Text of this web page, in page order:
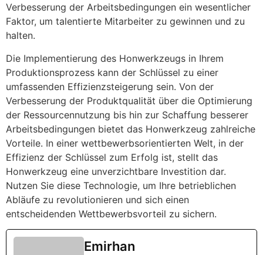
Verbesserung der Arbeitsbedingungen ein wesentlicher
Faktor, um talentierte Mitarbeiter zu gewinnen und zu
halten.
Die Implementierung des Honwerkzeugs in Ihrem
Produktionsprozess kann der Schlüssel zu einer
umfassenden Effizienzsteigerung sein. Von der
Verbesserung der Produktqualität über die Optimierung
der Ressourcennutzung bis hin zur Schaffung besserer
Arbeitsbedingungen bietet das Honwerkzeug zahlreiche
Vorteile. In einer wettbewerbsorientierten Welt, in der
Effizienz der Schlüssel zum Erfolg ist, stellt das
Honwerkzeug eine unverzichtbare Investition dar.
Nutzen Sie diese Technologie, um Ihre betrieblichen
Abläufe zu revolutionieren und sich einen
entscheidenden Wettbewerbsvorteil zu sichern.
Emirhan